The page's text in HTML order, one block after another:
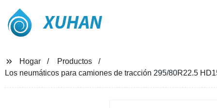
XUHAN
Hogar
Productos
Los neumáticos para camiones de tracción 295/80R22.5